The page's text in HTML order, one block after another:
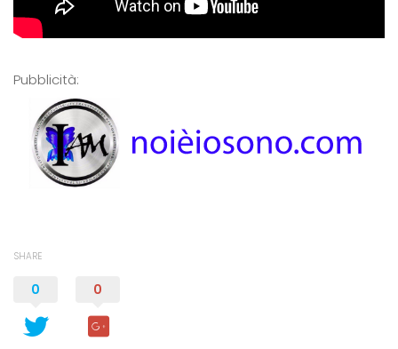
Pubblicità:
SHARE
0 0